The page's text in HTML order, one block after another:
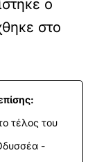
ο
στο
τέλος του
-